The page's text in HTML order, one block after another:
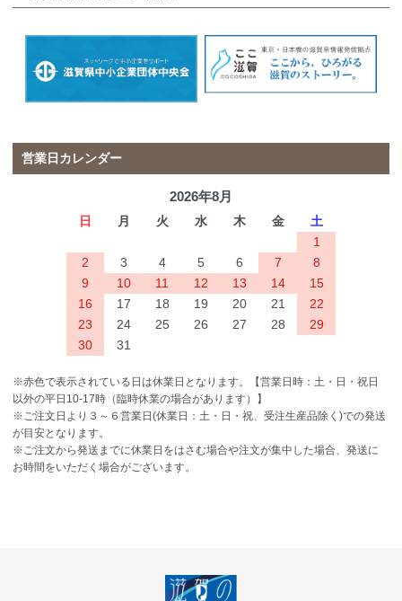
営業日カレンダー
2026年8月
日 月 火 水 木 金
土
1
2
3 4 5 6 7
8
9
10 11 12 13 14
15
16
17 18 19 20 21
22
23
24 25 26 27 28
29
30
31
※赤色で表示されている日は休業日となります。【営業日時：土・日・祝日
以外の平日10-17時（臨時休業の場合があります）】
※ご注文日より３～６営業日(休業日：土・日・祝、受注生産品除く)での発送
が目安となります。
※ご注文から発送までに休業日をはさむ場合や注文が集中した場合、発送に
お時間をいただく場合がございます。